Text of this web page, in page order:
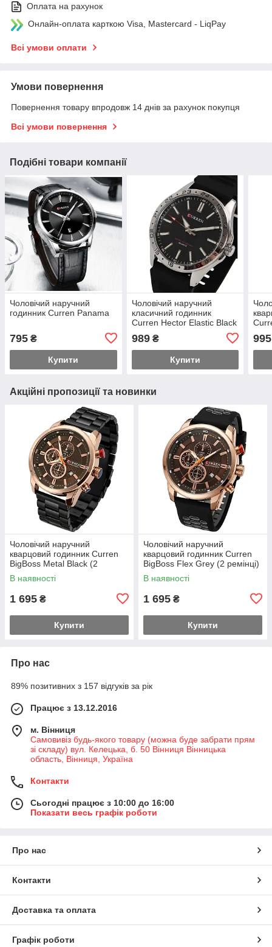
Оплата на рахунок
Онлайн-оплата карткою Visa, Mastercard - LiqPay
Всі умови оплати
Умови повернення
Повернення товару впродовж 14 днів за рахунок покупця
Всі умови повернення
Подібні товари компанії
Чоловічий наручний
годинник Curren Panama
795 ₴
Купити
Чоловічий наручний
класичний годинник
Curren Hector Elastic Black
989₴
Купити
995
Акційні пропозиції та новинки
Чоловічий наручний
кварцовий годинник Curren
BigBoss Metal Black (2
ремінці)
В наявності
1 695 ₴
Купити
Чоловічий наручний
кварцовий годинник Curren
BigBoss Flex Grey (2 ремінці)
В наявності
1 695 ₴
Купити
Про нас
89% позитивних з 157 відгуків за рік
Працює з 13.12.2016
м. Вінниця
Самовивіз будь-якого товару (можна буде забрати прям
зі складу) вул. Келецька, б. 50 Вінниця Вінницька
область, Вінниця, Україна
Контакти
Сьогодні працює з 10:00 до 16:00
Показати весь графік роботи
Про нас
Контакти
Доставка та оплата
Графік роботи